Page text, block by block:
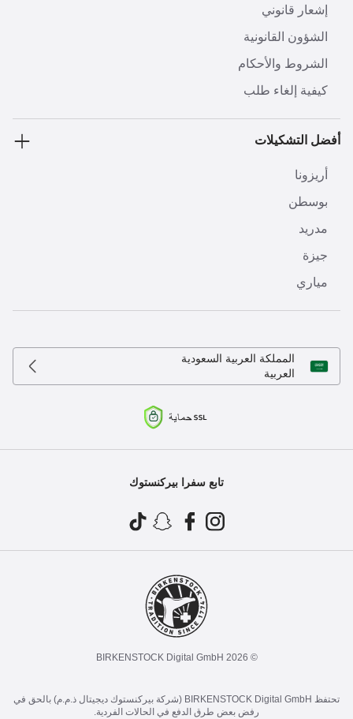
إشعار قانوني
الشؤون القانونية
الشروط والأحكام
كيفية إلغاء طلب
أفضل التشكيلات
أريزونا
بوسطن
مدريد
جيزة
مياري
المملكة العربية السعودية
العربية
تابع سفرا بيركنستوك
© 2026 BIRKENSTOCK Digital GmbH
تحتفظ BIRKENSTOCK Digital GmbH (شركة بيركنستوك ديجيتال ذ.م.م) بالحق في
رفض بعض طرق الدفع في الحالات الفردية.